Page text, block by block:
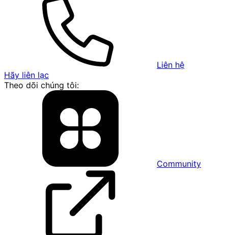
Liên hệ
Hãy liên lạc
Theo dõi chúng tôi:
Community